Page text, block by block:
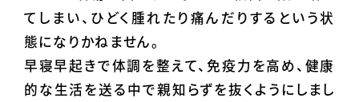
てしまい、ひどく腫れたり痛んだりするという状
態になりかねません。
早寝早起きで体調を整えて、免疫力を高め、健康
的な生活を送る中で親知らずを抜くようにしまし